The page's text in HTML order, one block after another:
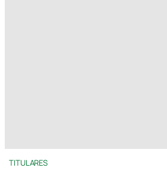
TITULARES